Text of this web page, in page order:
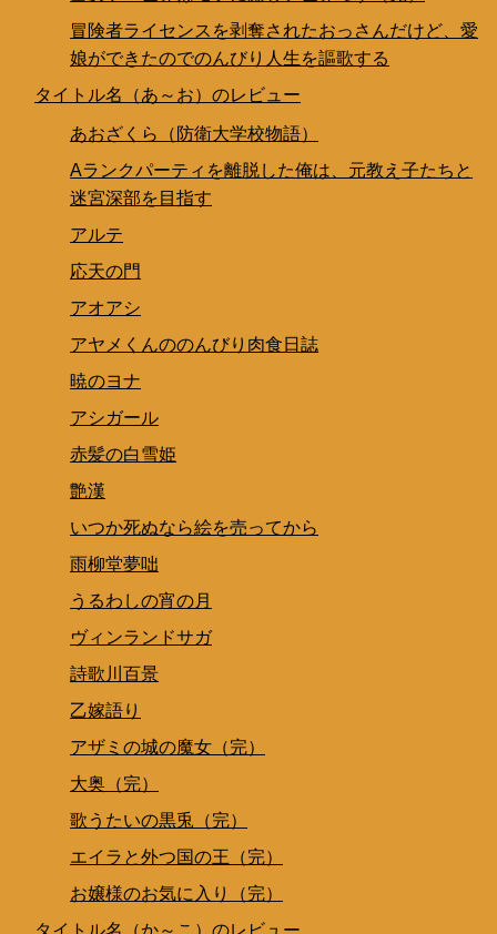
冒険者ライセンスを剥奪されたおっさんだけど、愛
娘ができたのでのんびり人生を謳歌する
タイトル名（あ～お）のレビュー
あおざくら（防衛大学校物語）
Aランクパーティを離脱した俺は、元教え子たちと
迷宮深部を目指す
アルテ
応天の門
アオアシ
アヤメくんののんびり肉食日誌
暁のヨナ
アシガール
赤髪の白雪姫
艶漢
いつか死ぬなら絵を売ってから
雨柳堂夢咄
うるわしの宵の月
ヴィンランドサガ
詩歌川百景
乙嫁語り
アザミの城の魔女（完）
大奥（完）
歌うたいの黒兎（完）
エイラと外つ国の王（完）
お嬢様のお気に入り（完）
タイトル名（か～こ）のレビュー